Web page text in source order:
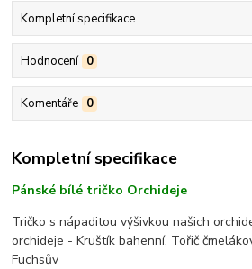
Kompletní specifikace
Hodnocení 0
Komentáře 0
Kompletní specifikace
Pánské bílé tričko Orchideje
Tričko s nápaditou výšivkou našich
orchideje - Kruštík bahenní, Tořič
Fuchsův